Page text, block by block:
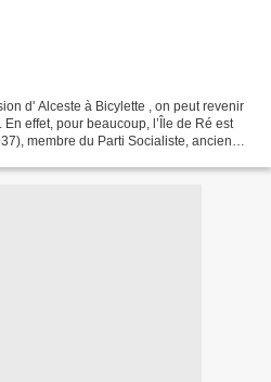
d' Alceste à Bicylette , on peut revenir
effet, pour beaucoup, l’Île de Ré est
membre du Parti Socialiste, ancien